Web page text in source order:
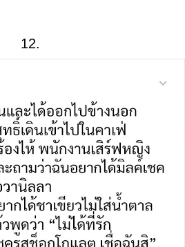
12.